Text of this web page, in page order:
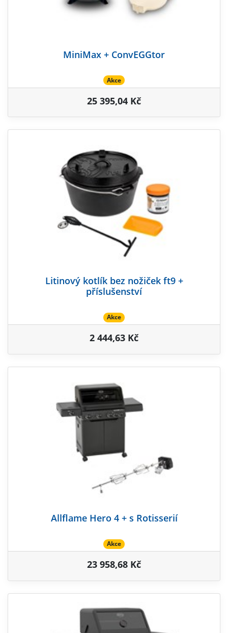
MiniMax + ConvEGGtor
Akce
25 395,04 Kč
Litinový kotlík bez nožiček ft9 +
příslušenství
Akce
2 444,63 Kč
Allflame Hero 4 + s Rotisserií
Akce
23 958,68 Kč